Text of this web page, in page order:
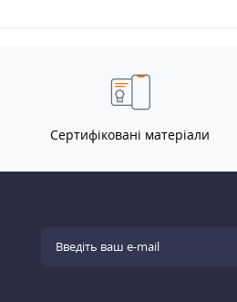
Сертифіковані матеріали